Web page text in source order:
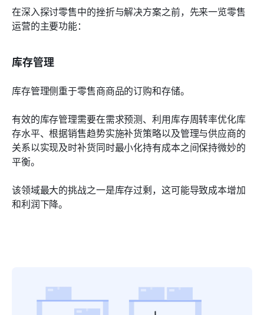
在深入探讨零售中的挫折与解决方案之前，先来一览零售
运营的主要功能：
库存管理
库存管理侧重于零售商商品的订购和存储。
有效的库存管理需要在需求预测、利用库存周转率优化库
存水平、根据销售趋势实施补货策略以及管理与供应商的
关系以实现及时补货同时最小化持有成本之间保持微妙的
平衡。
该领域最大的挑战之一是库存过剩，这可能导致成本增加
和利润下降。